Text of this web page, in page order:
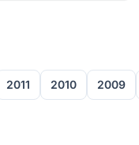
2011 2010 2009